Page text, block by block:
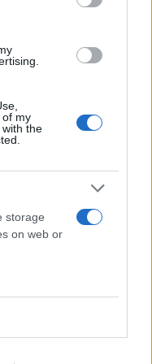
of my
the
storage
on web or